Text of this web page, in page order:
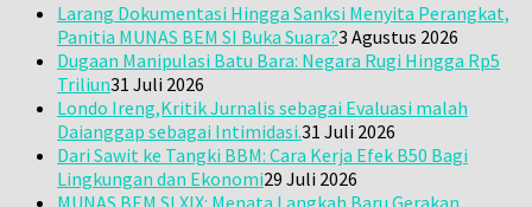
Larang Dokumentasi Hingga Sanksi Menyita Perangkat,
Panitia MUNAS BEM SI Buka Suara?3 Agustus 2026
Dugaan Manipulasi Batu Bara: Negara Rugi Hingga Rp5
Triliun31 Juli 2026
Londo Ireng,Kritik Jurnalis sebagai Evaluasi malah
Daianggap sebagai Intimidasi.31 Juli 2026
Dari Sawit ke Tangki BBM: Cara Kerja Efek B50 Bagi
Lingkungan dan Ekonomi29 Juli 2026